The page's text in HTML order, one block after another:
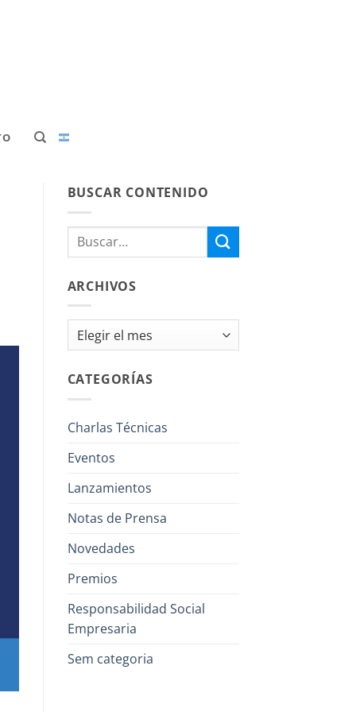
BUSCAR CONTENIDO
ARCHIVOS
Archivos
CATEGORÍAS
Charlas Técnicas
Eventos
Lanzamientos
Notas de Prensa
Novedades
Premios
Responsabilidad Social
Empresaria
Sem categoria